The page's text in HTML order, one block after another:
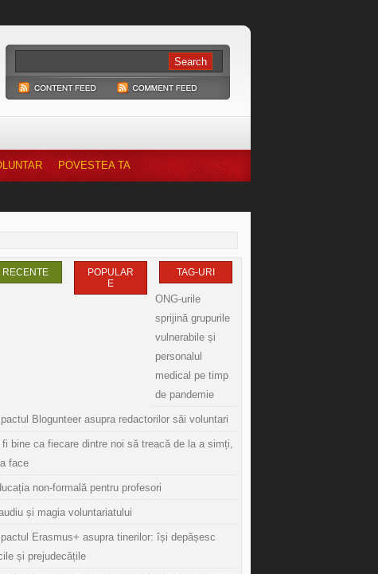
POVESTEA TA
RECENTE
POPULAR
E
TAG-URI
ONG-urile
sprijină grupurile
vulnerabile și
personalul
medical pe timp
de pandemie
Blogunteer asupra redactorilor săi voluntari
fi bine ca fiecare dintre noi să treacă de la a simți,
face
non-formală pentru profesori
și magia voluntariatului
Erasmus+ asupra tinerilor: își depășesc
și prejudecățile